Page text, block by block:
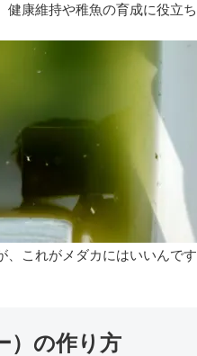
康維持や稚魚の育成に役立ち
これがメダカにはいいんです
）の作り方